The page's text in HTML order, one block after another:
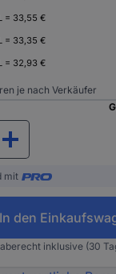
= 33,55 €
= 33,35 €
= 32,93 €
je nach Verkäufer
mit
In den
inklusive (30